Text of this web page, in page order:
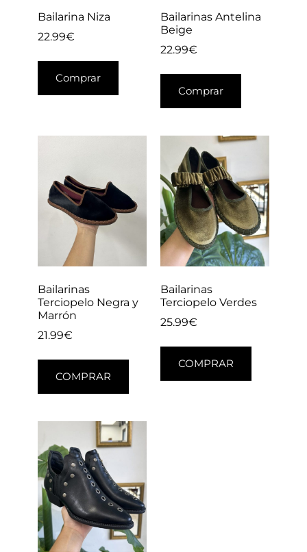
Bailarina Niza
22.99€
Comprar
Bailarinas Antelina
Beige
22.99€
Comprar
Bailarinas
Terciopelo Negra y
Marrón
21.99€
COMPRAR
Bailarinas
Terciopelo Verdes
25.99€
COMPRAR